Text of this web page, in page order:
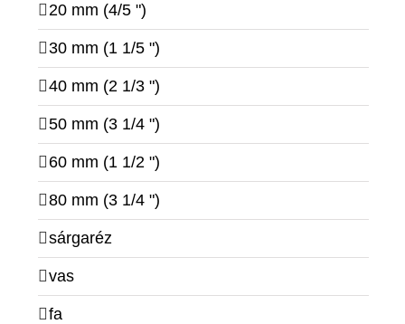
20 mm (4/5 ")
30 mm (1 1/5 ")
40 mm (2 1/3 ")
50 mm (3 1/4 ")
60 mm (1 1/2 ")
80 mm (3 1/4 ")
sárgaréz
vas
fa